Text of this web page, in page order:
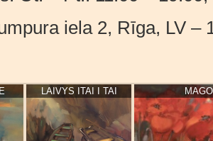
iela 2, Rīga, LV –
LAIVYS ITAI I TAI